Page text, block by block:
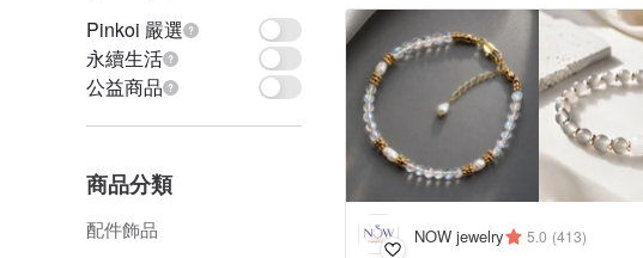
Pinkoi 嚴選
永續生活
公益商品
商品分類
配件飾品 NOW jewelry 5.0 (413)